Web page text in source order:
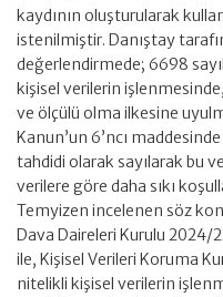
kaydının oluşturularak
istenilmiştir. Danıştay
değerlendirmede; 6698
kişisel verilerin işlenmesinde,
ve ölçülü olma ilkesine
Kanun’un 6’ncı
tahdidi olarak sayılarak bu
verilere göre daha sıkı
Temyizen incelenen söz
Dava Daireleri Kurulu 2024/
ile, Kişisel Verileri Koruma
nitelikli kişisel verilerin